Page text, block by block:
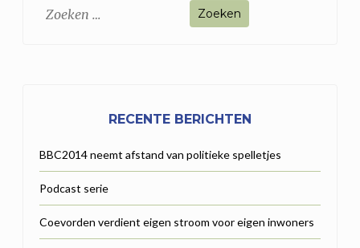
Zoeken
RECENTE BERICHTEN
BBC2014 neemt afstand van politieke spelletjes
Podcast serie
Coevorden verdient eigen stroom voor eigen inwoners